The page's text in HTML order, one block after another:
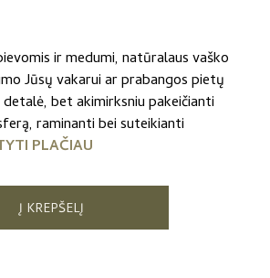
ir medumi, natūralaus vaško
Jūsų vakarui ar prabangos pietų
bet akimirksniu pakeičianti
raminanti bei suteikianti
PLAČIAU
Į KREPŠELĮ